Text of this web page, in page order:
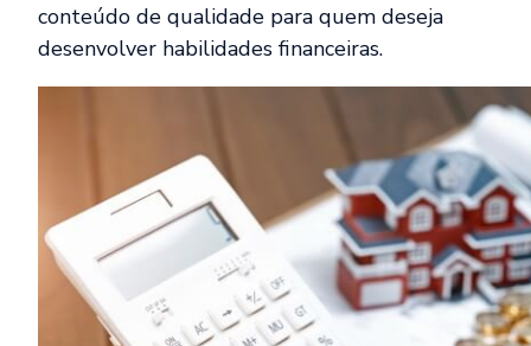
conteúdo de qualidade para quem deseja
desenvolver habilidades financeiras.